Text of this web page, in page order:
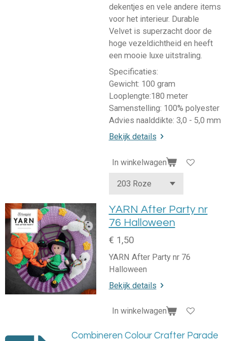
dekentjes en vele andere items
voor het interieur. Durable
Velvet is superzacht door de
hoge vezeldichtheid en heeft
een mooie luxe uitstraling.
Specificaties:
Gewicht: 100 gram
Looplengte:180 meter
Samenstelling: 100% polyester
Advies naalddikte: 3,0 - 5,0 mm
Bekijk details
In winkelwagen
YARN After Party nr
76 Halloween
€ 1,50
YARN After Party nr 76
Halloween
Bekijk details
In winkelwagen
Combineren Colour Crafter Parade